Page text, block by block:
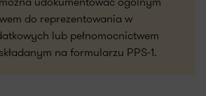
do reprezentowania w
lub pełnomocnictwem
na formularzu PPS-1.